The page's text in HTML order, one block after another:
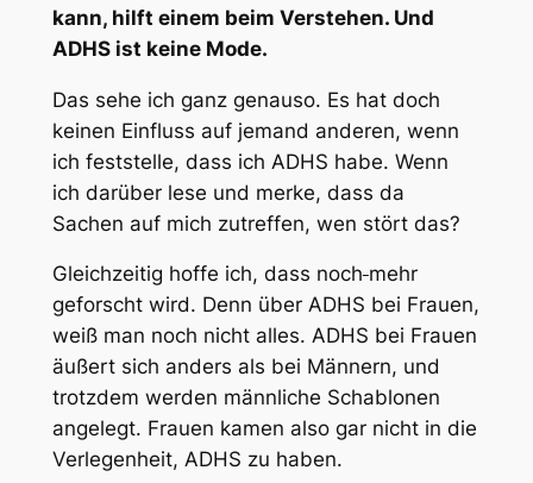
kann, hilft einem beim Verstehen. Und
ADHS ist keine Mode.
Das sehe ich ganz genauso. Es hat doch
keinen Einfluss auf jemand anderen, wenn
ich feststelle, dass ich ADHS habe. Wenn
ich darüber lese und merke, dass da
Sachen auf mich zutreffen, wen stört das?
Gleichzeitig hoffe ich, dass noch mehr
geforscht wird. Denn über ADHS bei Frauen,
weiß man noch nicht alles. ADHS bei Frauen
äußert sich anders als bei Männern, und
trotzdem werden männliche Schablonen
angelegt. Frauen kamen also gar nicht in die
Verlegenheit, ADHS zu haben.